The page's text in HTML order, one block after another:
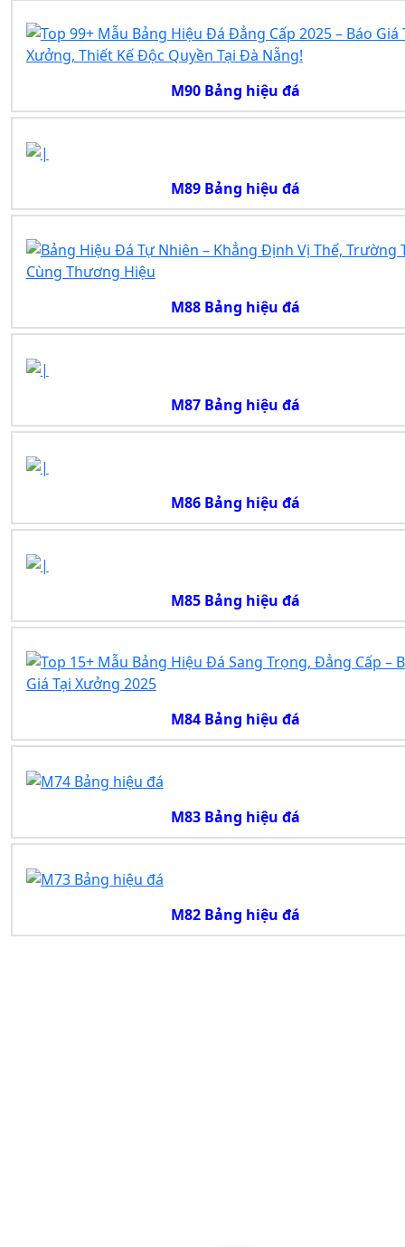
M90 Bảng hiệu đá
M89 Bảng hiệu đá
M88 Bảng hiệu đá
M87 Bảng hiệu đá
M86 Bảng hiệu đá
M85 Bảng hiệu đá
M84 Bảng hiệu đá
M83 Bảng hiệu đá
M82 Bảng hiệu đá